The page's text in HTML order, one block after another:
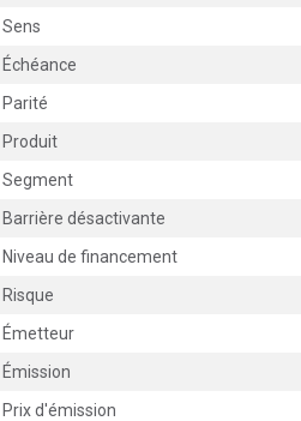
Sens
Échéance
Parité
Produit
Segment
Barrière désactivante
Niveau de financement
Risque
Émetteur
Émission
Prix d'émission